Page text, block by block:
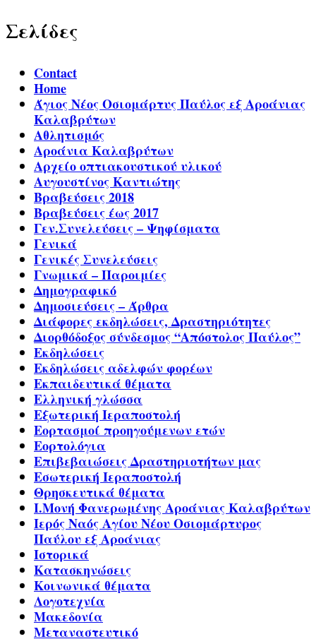
Σελίδες
Contact
Home
Άγιος Νέος Οσιομάρτυς Παύλος εξ Αροάνιας
Καλαβρύτων
Αθλητισμός
Αροάνια Καλαβρύτων
Αρχείο οπτιακουστικού υλικού
Αυγουστίνος Καντιώτης
Βραβεύσεις 2018
Βραβεύσεις έως 2017
Γεν.Συνελεύσεις – Ψηφίσματα
Γενικά
Γενικές Συνελεύσεις
Γνωμικά – Παροιμίες
Δημογραφικό
Δημοσιεύσεις – Άρθρα
Διάφορες εκδηλώσεις, Δραστηριότητες
Διορθόδοξος σύνδεσμος “Απόστολος Παύλος”
Εκδηλώσεις
Εκδηλώσεις αδελφών φορέων
Εκπαιδευτικά θέματα
Ελληνική γλώσσα
Εξωτερική Ιεραποστολή
Εορτασμοί προηγούμενων ετών
Εορτολόγια
Επιβεβαιώσεις Δραστηριοτήτων μας
Εσωτερική Ιεραποστολή
Θρησκευτικά θέματα
Ι.Μονή Φανερωμένης Αροάνιας Καλαβρύτων
Ιερός Ναός Αγίου Νέου Οσιομάρτυρος
Παύλου εξ Αροάνιας
Ιστορικά
Κατασκηνώσεις
Κοινωνικά θέματα
Λογοτεχνία
Μακεδονία
Μεταναστευτικό